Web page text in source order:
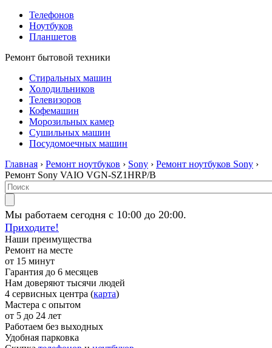
Телефонов
Ноутбуков
Планшетов
Ремонт бытовой техники
Стиральных машин
Холодильников
Телевизоров
Кофемашин
Морозильных камер
Сушильных машин
Посудомоечных машин
Главная › Ремонт ноутбуков › Sony › Ремонт ноутбуков Sony ›
Ремонт Sony VAIO VGN-SZ1HRP/B
Мы работаем сегодня с 10:00 до 20:00.
Приходите!
Наши преимущества
Ремонт на месте
от 15 минут
Гарантия до 6 месяцев
Нам доверяют тысячи людей
4 сервисных центра (карта)
Мастера с опытом
от 5 до 24 лет
Работаем без выходных
Удобная парковка